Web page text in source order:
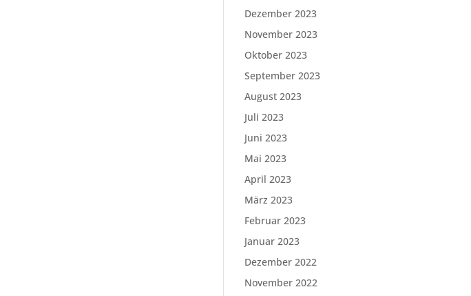
Dezember 2023
November 2023
Oktober 2023
September 2023
August 2023
Juli 2023
Juni 2023
Mai 2023
April 2023
März 2023
Februar 2023
Januar 2023
Dezember 2022
November 2022